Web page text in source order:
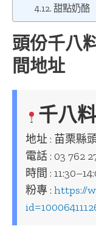
甜點奶酪
頭份千八
間地址
千八
地址 : 苗栗縣
電話 : 03 762
時間 :
粉專 : https://